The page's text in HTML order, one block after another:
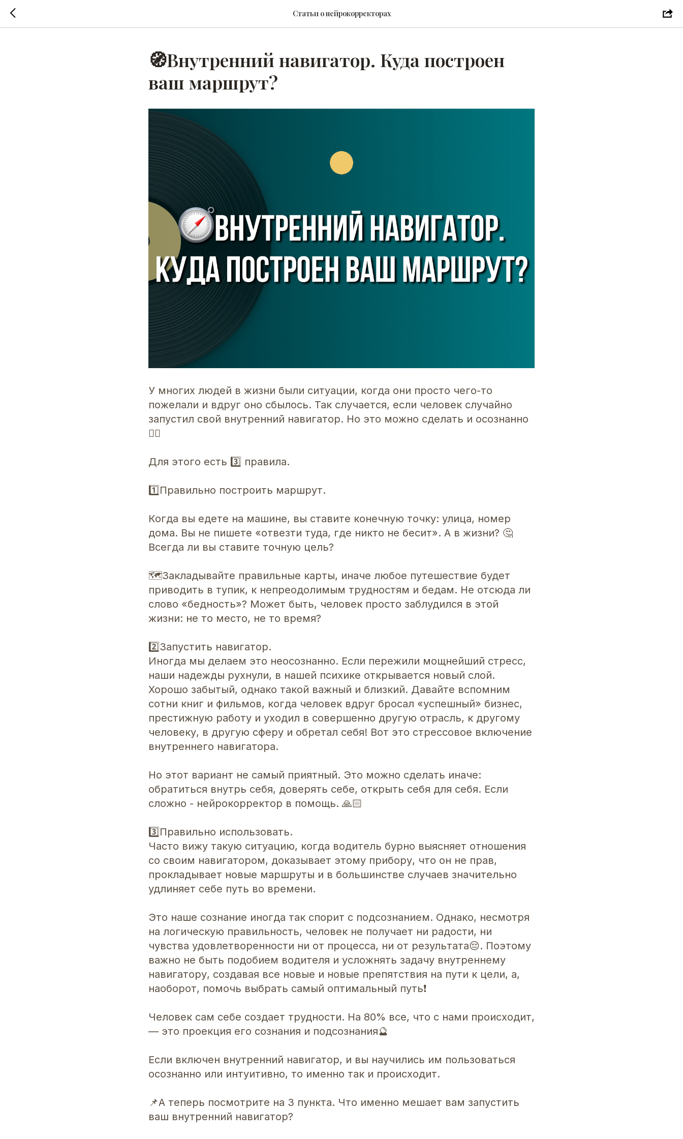
Статьи о нейрокорректорах
🧭Внутренний навигатор. Куда построен
ваш маршрут?
У многих людей в жизни были ситуации, когда они просто чего-то
пожелали и вдруг оно сбылось. Так случается, если человек случайно
запустил свой внутренний навигатор. Но это можно сделать и осознанно
👌🏻
Для этого есть 3️⃣ правила.
1️⃣Правильно построить маршрут.
Когда вы едете на машине, вы ставите конечную точку: улица, номер
дома. Вы не пишете «отвезти туда, где никто не бесит». А в жизни? 🤔
Всегда ли вы ставите точную цель?
🗺️Закладывайте правильные карты, иначе любое путешествие будет
приводить в тупик, к непреодолимым трудностям и бедам. Не отсюда ли
слово «бедность»? Может быть, человек просто заблудился в этой
жизни: не то место, не то время?
2️⃣Запустить навигатор.
Иногда мы делаем это неосознанно. Если пережили мощнейший стресс,
наши надежды рухнули, в нашей психике открывается новый слой.
Хорошо забытый, однако такой важный и близкий. Давайте вспомним
сотни книг и фильмов, когда человек вдруг бросал «успешный» бизнес,
престижную работу и уходил в совершенно другую отрасль, к другому
человеку, в другую сферу и обретал себя! Вот это стрессовое включение
внутреннего навигатора.
Но этот вариант не самый приятный. Это можно сделать иначе:
обратиться внутрь себя, доверять себе, открыть себя для себя. Если
сложно - нейрокорректор в помощь. 🙏🏻
3️⃣Правильно использовать.
Часто вижу такую ситуацию, когда водитель бурно выясняет отношения
со своим навигатором, доказывает этому прибору, что он не прав,
прокладывает новые маршруты и в большинстве случаев значительно
удлиняет себе путь во времени.
Это наше сознание иногда так спорит с подсознанием. Однако, несмотря
на логическую правильность, человек не получает ни радости, ни
чувства удовлетворенности ни от процесса, ни от результата😔. Поэтому
важно не быть подобием водителя и усложнять задачу внутреннему
навигатору, создавая все новые и новые препятствия на пути к цели, а,
наоборот, помочь выбрать самый оптимальный путь❗️
Человек сам себе создает трудности. На 80% все, что с нами происходит,
— это проекция его сознания и подсознания🔮
Если включен внутренний навигатор, и вы научились им пользоваться
осознанно или интуитивно, то именно так и происходит.
📌А теперь посмотрите на 3 пункта. Что именно мешает вам запустить
ваш внутренний навигатор?